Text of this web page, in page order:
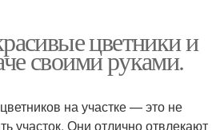
цветники и
своими руками.
на участке — это не
участок. Они отлично отвлекают